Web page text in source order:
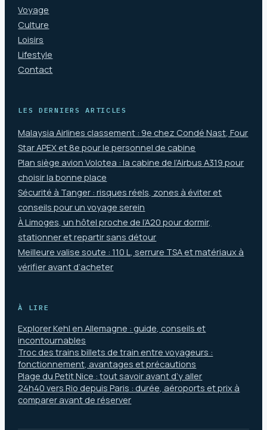
Voyage
Culture
Loisirs
Lifestyle
Contact
LES DERNIERS ARTICLES
Malaysia Airlines classement : 9e chez Condé Nast, Four
Star APEX et 8e pour le personnel de cabine
Plan siège avion Volotea : la cabine de l’Airbus A319 pour
choisir la bonne place
Sécurité à Tanger : risques réels, zones à éviter et
conseils pour un voyage serein
À Limoges, un hôtel proche de l’A20 pour dormir,
stationner et repartir sans détour
Meilleure valise soute : 110 L, serrure TSA et matériaux à
vérifier avant d’acheter
À LIRE
Explorer Kehl en Allemagne : guide, conseils et
incontournables
Troc des trains billets de train entre voyageurs :
fonctionnement, avantages et précautions
Plage du Petit Nice : tout savoir avant d’y aller
24h40 vers Rio depuis Paris : durée, aéroports et prix à
comparer avant de réserver